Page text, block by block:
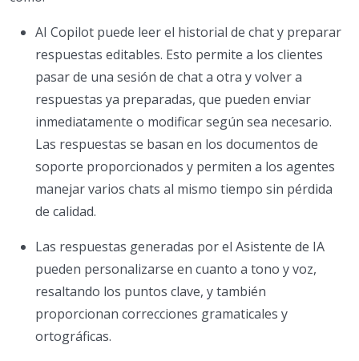
AI Copilot puede leer el historial de chat y preparar
respuestas editables. Esto permite a los clientes
pasar de una sesión de chat a otra y volver a
respuestas ya preparadas, que pueden enviar
inmediatamente o modificar según sea necesario.
Las respuestas se basan en los documentos de
soporte proporcionados y permiten a los agentes
manejar varios chats al mismo tiempo sin pérdida
de calidad.
Las respuestas generadas por el Asistente de IA
pueden personalizarse en cuanto a tono y voz,
resaltando los puntos clave, y también
proporcionan correcciones gramaticales y
ortográficas.